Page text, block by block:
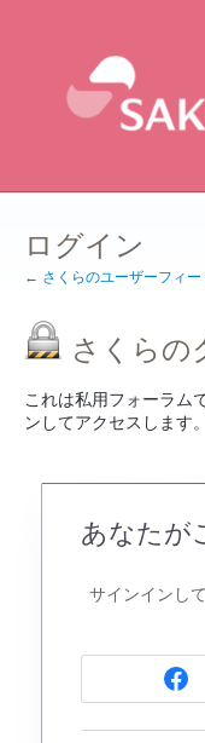
ログイン
← さくらのユーザーフィー
さくらの
これは私用フォーラム
ンしてアクセスします。
あなたが
サインインし